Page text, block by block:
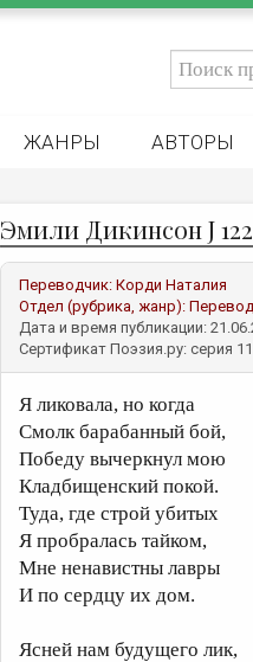
ЖАНРЫ АВТОРЫ
Эмили Дикинсон J
Переводчик: Корди Наталия
Отдел (рубрика, жанр):
Дата и время публикации:
Сертификат Поэзия.ру: серия
Я ликовала, но когда
Смолк барабанный бой,
Победу вычеркнул мою
Кладбищенский покой.
Туда, где строй убитых
Я пробралась тайком,
Мне ненавистны лавры
И по сердцу их дом.
Ясней нам будущего лик,